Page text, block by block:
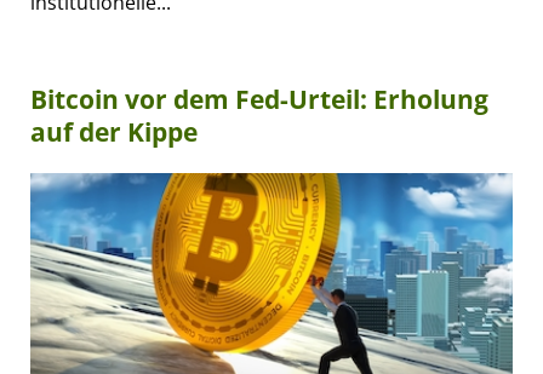
Bitcoin vor dem Fed-Urteil: Erholung
auf der Kippe